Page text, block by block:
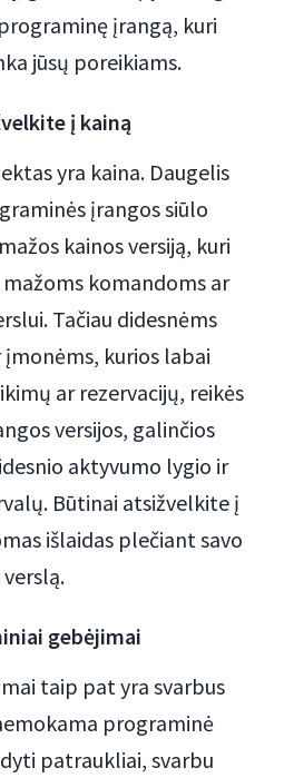
įrangą, kuri
jūsų poreikiams.
į kainą
yra kaina. Daugelis
įrangos siūlo
kainos versiją, kuri
komandoms ar
Tačiau didesnėms
kurios labai
ar rezervacijų, reikės
versijos, galinčios
aktyvumo lygio ir
Būtinai atsižvelkite į
išlaidas plečiant savo
verslą.
gebėjimai
taip pat yra svarbus
programinė
patraukliai, svarbu